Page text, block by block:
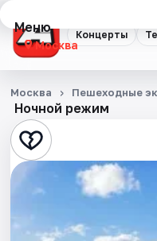
Концерты
Меню
Москва
Концерты
Театр
Стендап
Выставки
Квесты
Ночной режим
Москва Пешеходные